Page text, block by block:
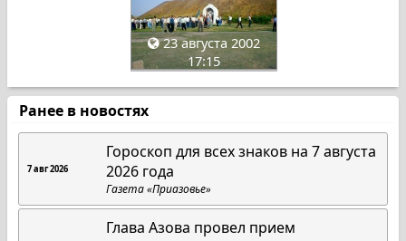
23 августа 2002
17:15
Ранее в новостях
7 авг 2026
Гороскоп для всех знаков на 7 августа
2026 года
Газета «Приазовье»
Глава Азова провел прием